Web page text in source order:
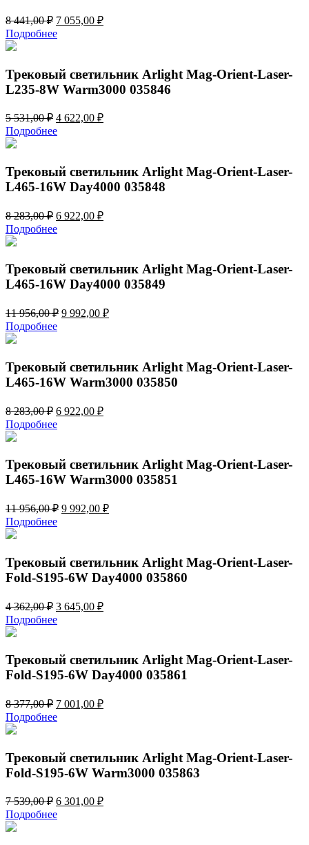
8 441,00₽ Первоначальная
цена
составляла
441,00 ₽.
7 055,00 ₽Текущая
Подробнее
Трековый светильник Arlight Mag-Orient-Laser-
L235-8W Warm3000 035846
5 531,00₽ Первоначальная
цена
составляла
531,00 ₽.
4 622,00 ₽Текущая
Подробнее
Трековый светильник Arlight Mag-Orient-Laser-
L465-16W Day4000 035848
8 283,00₽ Первоначальная
цена
составляла
283,00 ₽.
6 922,00 ₽Текущая
Подробнее
Трековый светильник Arlight Mag-Orient-Laser-
L465-16W Day4000 035849
11 956,00₽ Первоначальная
956,00 ₽.
9 992,00 ₽Текущая
Подробнее
Трековый светильник Arlight Mag-Orient-Laser-
L465-16W Warm3000 035850
8 283,00₽ Первоначальная
цена
составляла
283,00 ₽.
6 922,00 ₽Текущая
Подробнее
Трековый светильник Arlight Mag-Orient-Laser-
L465-16W Warm3000 035851
11 956,00₽ Первоначальная
956,00 ₽.
9 992,00 ₽Текущая
Подробнее
Трековый светильник Arlight Mag-Orient-Laser-
Fold-S195-6W Day4000 035860
4 362,00₽ Первоначальная
цена
составляла
362,00 ₽.
3 645,00 ₽Текущая
Подробнее
Трековый светильник Arlight Mag-Orient-Laser-
Fold-S195-6W Day4000 035861
8 377,00₽ Первоначальная
цена
составляла
377,00 ₽.
7 001,00 ₽Текущая
Подробнее
Трековый светильник Arlight Mag-Orient-Laser-
Fold-S195-6W Warm3000 035863
7 539,00₽ Первоначальная
цена
составляла
6 301,00 ₽Текущая
Подробнее